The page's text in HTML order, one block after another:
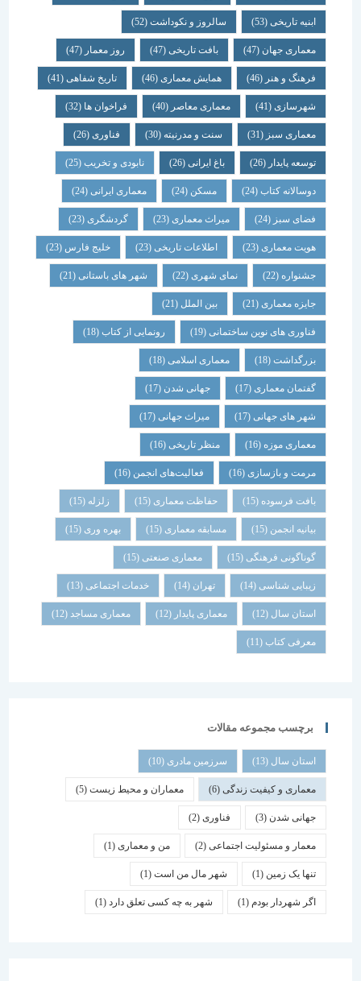
ابنیه تاریخی(53) سالروز و نکوداشت(52)
معماری جهان (47) بافت تاریخی(47) روز معمار(47)
فرهنگ و هنر(46) همایش معماری (46) تاریخ شفاهی (41)
شهرسازی(41) معماری معاصر(40) فراخوان ها (32)
معماری سبز(31) سنت و مدرنیته(30) فناوری (26)
توسعه پایدار(26) باغ ایرانی(26) نابودی و تخریب(25)
دوسالانه کتاب(24) مسکن (24) معماری ایرانی(24)
فضای سبز(24) میراث معماری (23) گردشگری (23)
هویت معماری (23) اطلاعات تاریخی(23) خلیج فارس(23)
جشنواره(22) نمای شهری(22) شهر های باستانی (21)
جایزه معماری (21) بین الملل(21)
فناوری های نوین ساختمانی(19) رونمایی از کتاب (18)
بزرگداشت (18) معماری اسلامی(18)
گفتمان معماری (17) جهانی شدن(17)
شهر های جهانی(17) میراث جهانی(17)
معماری موزه(16) منظر تاریخی (16)
مرمت و بازسازی(16) فعالیت‌های انجمن(16)
بافت فرسوده (15) حفاظت معماری (15) زلزله
بیانیه انجمن(15) مسابقه معماری (15) بهره وری(15)
گوناگونی فرهنگی (15) معماری صنعتی(15)
زیبایی شناسی (14) تهران خدمات اجتماعی (13)
استان سال(12) معماری پایدار (12) معماری مساجد(12)
معرفی کتاب(11)
برچسب مجموعه مقالات
استان سال(13) سرزمین مادری(10)
معماری و کیفیت زندگی(6) معماران و محیط زیست(5)
جهانی شدن(3) فناوری (2)
معمار و مسئولیت اجتماعی (2) من و معماری (1)
تنها یک زمین(1) شهر مال من است(1)
اگر شهردار بودم (1) شهر به چه کسی تعلق دارد(1)